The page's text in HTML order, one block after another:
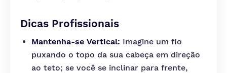
Dicas Profissionais
Mantenha-se Vertical: Imagine um fio
puxando o topo da sua cabeça em direção
ao teto; se você se inclinar para frente,